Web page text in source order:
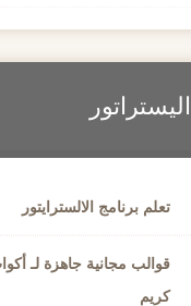
اليستراتور
تعلم برنامج الالسترايتور
قوالب مجانية جاهزة لـ
كريم